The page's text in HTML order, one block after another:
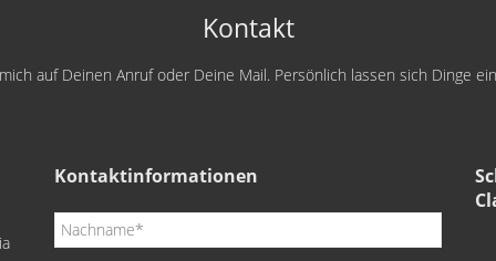
Kontakt
auf Deinen Anruf oder Deine Mail. Persönlich lassen sich Dinge
Kontaktinformationen